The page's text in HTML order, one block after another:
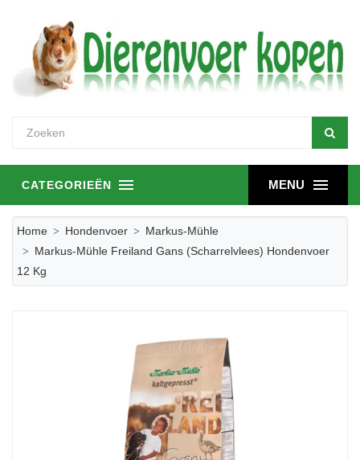
MENU
CATEGORIEËN
Home Hondenvoer
Markus-Mühle
Markus-Mühle Freiland Gans (scharrelvlees) Hondenvoer
12 Kg